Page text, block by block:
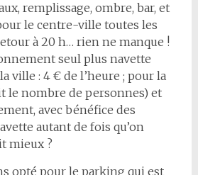
remplissage, ombre, bar, et
le centre-ville toutes les
à 20 h… rien ne manque !
seul plus navette
ville : 4 € de l’heure ; pour la
le nombre de personnes) et
avec bénéfice des
autant de fois qu’on
mieux ?
opté pour le parking qui est